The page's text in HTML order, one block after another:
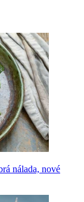
nálada, nové